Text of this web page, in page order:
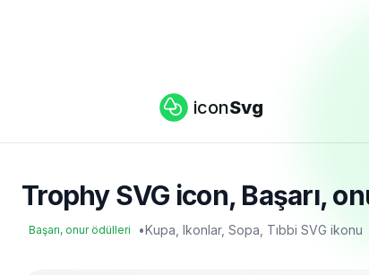
iconSvg
Trophy SVG icon, Başarı,
Başarı, onur ödülleri •Kupa, Ikonlar, Sopa, Tıbbi SVG ikonu